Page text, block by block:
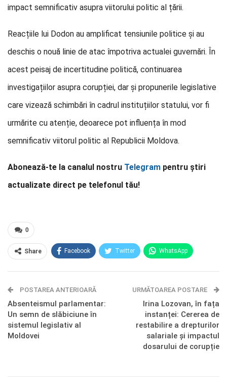
impact semnificativ asupra viitorului politic al țării.
Reacțiile lui Dodon au amplificat tensiunile politice și au
deschis o nouă linie de atac împotriva actualei guvernări. În
acest peisaj de incertitudine politică, continuarea
investigațiilor asupra corupției, dar și propunerile legislative
care vizează schimbări în cadrul instituțiilor statului, vor fi
urmărite cu atenție, deoarece pot influența în mod
semnificativ viitorul politic al Republicii Moldova.
Abonează-te la canalul nostru Telegram pentru știri
actualizate direct pe telefonul tău!
0
Share Facebook Twitter WhatsApp
Telegram OK.ru
POSTAREA ANTERIOARĂ
Absenteismul parlamentar:
Un semn de slăbiciune în
sistemul legislativ al
Moldovei
URMĂTOAREA POSTARE
Irina Lozovan, în fața
instanței: Cererea de
restabilire a drepturilor
salariale și impactul
dosarului de corupție